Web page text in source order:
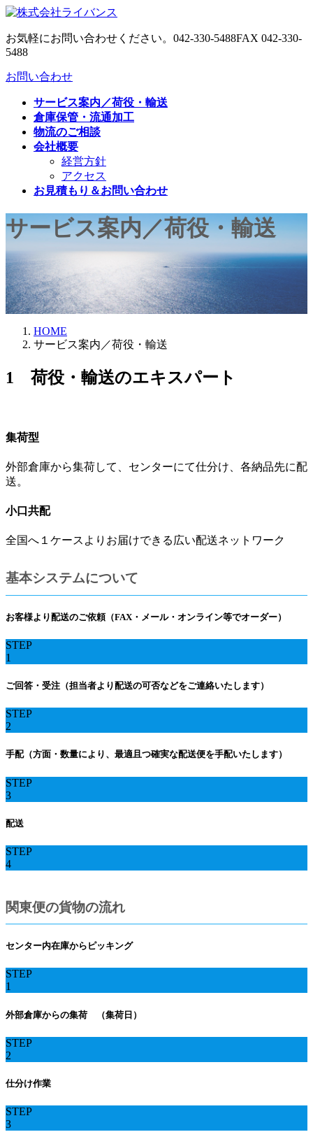
コ
テ
ン
ツ
へ
ナ
ゲ
ー
シ
ョ
お気軽にお問い合わせください。 042-330-5488FAX 042-330-
5488
お問い合わせ
サービス案内／荷役・輸送
倉庫保管・流通加工
物流のご相談
会社概要
経営方針
アクセス
お見積もり＆お問い合わせ
サービス案内／荷役・輸送
HOME
サービス案内／荷役・輸送
1 荷役・輸送のエキスパート
集荷型
外部倉庫から集荷して、センターにて仕分け、各納品先に配
送。
小口共配
全国へ１ケースよりお届けできる広い配送ネットワーク
基本システムについて
お客様より配送のご依頼（FAX・メール・オンライン等でオーダー）
STEP
1
ご回答・受注（担当者より配送の可否などをご連絡いたします）
STEP
2
手配（方面・数量により、最適且つ確実な配送便を手配いたします）
STEP
3
配送
STEP
4
関東便の貨物の流れ
センター内在庫からピッキング
STEP
1
外部倉庫からの集荷 （集荷日）
STEP
2
仕分け作業
STEP
3